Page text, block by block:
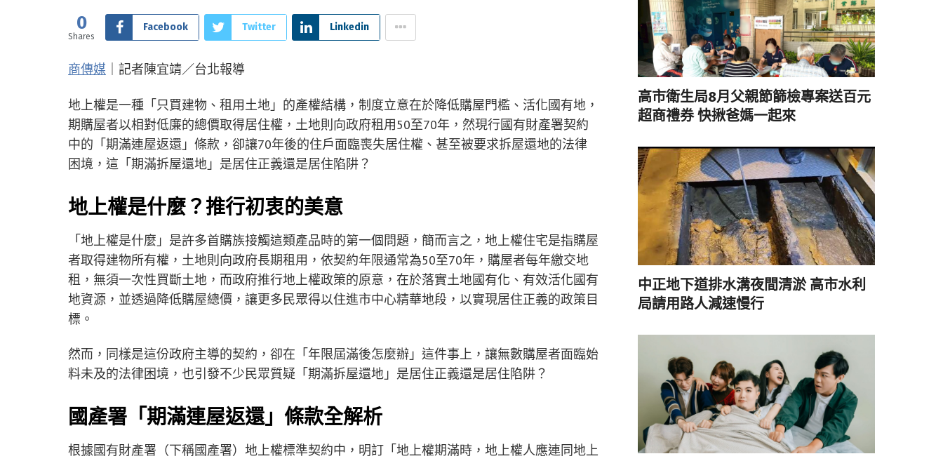
0
Shares
Facebook Twitter Linkedin
商傳媒 ｜記者陳宜靖／台北報導
地上權是一種「只買建物、租用土地」的產權結構，制度立意在於降低購屋門檻、活化國有地，
期購屋者以相對低廉的總價取得居住權，土地則向政府租用50至70年，然現行國有財產署契約
中的「期滿連屋返還」條款，卻讓70年後的住戶面臨喪失居住權、甚至被要求拆屋還地的法律
困境，這「期滿拆屋還地」是居住正義還是居住陷阱？
地上權是什麼？推行初衷的美意
「地上權是什麼」是許多首購族接觸這類產品時的第一個問題，簡而言之，地上權住宅是指購屋
者取得建物所有權，土地則向政府長期租用，依契約年限通常為50至70年，購屋者每年繳交地
租，無須一次性買斷土地，而政府推行地上權政策的原意，在於落實土地國有化、有效活化國有
地資源，並透過降低購屋總價，讓更多民眾得以住進市中心精華地段，以實現居住正義的政策目
標。
然而，同樣是這份政府主導的契約，卻在「年限屆滿後怎麼辦」這件事上，讓無數購屋者面臨始
料未及的法律困境，也引發不少民眾質疑「期滿拆屋還地」是居住正義還是居住陷阱？
國產署「期滿連屋返還」條款全解析
根據國有財產署（下稱國產署）地上權標準契約中，明訂「地上權期滿時，地上權人應連同地上
高市衛生局8月父親節篩檢專案送百元
超商禮券 快揪爸媽一起來
中正地下道排水溝夜間清淤 高市水利
局請用路人減速慢行